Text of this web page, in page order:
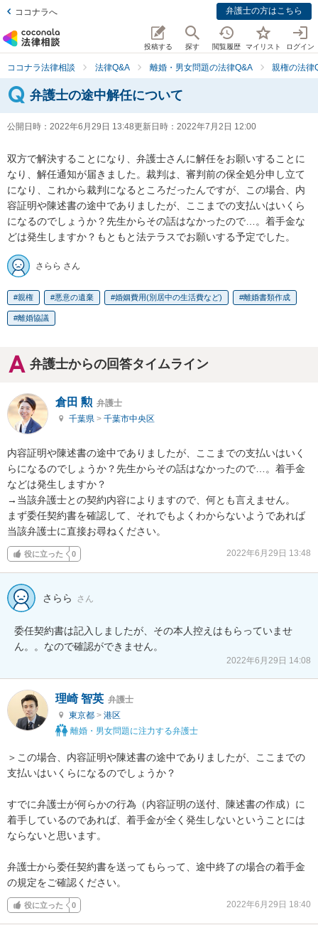
ココナラへ 弁護士の方はこちら
投稿する 探す 閲覧履歴 マイリスト ログイン
ココナラ法律相談 法律Q&A 離婚・男女問題の法律Q&A 親権の法律
弁護士の途中解任について
公開日時： 2022年6月29日 13:48更新日時： 2022年7月2日 12:00
双方で解決することになり、弁護士さんに解任をお願いすることに
なり、解任通知が届きました。裁判は、審判前の保全処分申し立て
になり、これから裁判になるところだったんですが、この場合、内
容証明や陳述書の途中でありましたが、ここまでの支払いはいくら
になるのでしょうか？先生からその話はなかったので…。着手金な
どは発生しますか？もともと法テラスでお願いする予定でした。
さらら さん
親権 悪意の遺棄 婚姻費用(別居中の生活費など) 離婚書類作成
離婚協議
弁護士からの回答タイムライン
倉田 勲 弁護士
千葉県 > 千葉市中央区
内容証明や陳述書の途中でありましたが、ここまでの支払いはいく
らになるのでしょうか？先生からその話はなかったので…。着手金
などは発生しますか？
→当該弁護士との契約内容によりますので、何とも言えません。
まず委任契約書を確認して、それでもよくわからないようであれば
当該弁護士に直接お尋ねください。
役に立った 0 2022年6月29日 13:48
さらら さん
委任契約書は記入しましたが、その本人控えはもらっていませ
ん。。なので確認ができません。
2022年6月29日 14:08
理崎 智英 弁護士
東京都 > 港区
離婚・男女問題に注力する弁護士
＞この場合、内容証明や陳述書の途中でありましたが、ここまでの
支払いはいくらになるのでしょうか？
すでに弁護士が何らかの行為（内容証明の送付、陳述書の作成）に
着手しているのであれば、着手金が全く発生しないということには
ならないと思います。
弁護士から委任契約書を送ってもらって、途中終了の場合の着手金
の規定をご確認ください。
役に立った 0 2022年6月29日 18:40